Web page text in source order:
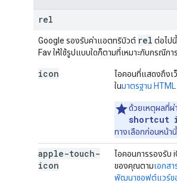
rel
Google รองรับค่าแอตทริบิวต์ rel ต่อไป
Fav ให้ใช้รูปแบบใดก็ตามที่เหมาะกับกรณีก
icon
ไอคอนที่แสดงถึงเ
ในมาตรฐาน HTML
ด้วยเหตุผลที่ผ่
shortcut
ทางเลือกก่อนหน้า
apple-touch-
icon
ไอคอนการรองรับ
ของคุณตามเอกส
พัฒนาซอฟต์แวร์ข